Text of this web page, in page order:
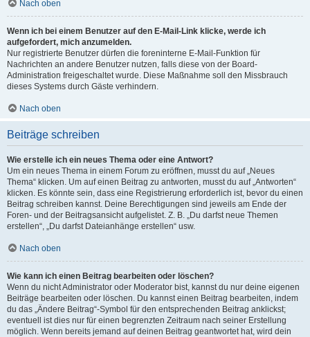
Nach oben
Wenn ich bei einem Benutzer auf den E-Mail-Link klicke, werde ich
aufgefordert, mich anzumelden.
Nur registrierte Benutzer dürfen die foreninterne E-Mail-Funktion für
Nachrichten an andere Benutzer nutzen, falls diese von der Board-
Administration freigeschaltet wurde. Diese Maßnahme soll den Missbrauch
dieses Systems durch Gäste verhindern.
Nach oben
Beiträge schreiben
Wie erstelle ich ein neues Thema oder eine Antwort?
Um ein neues Thema in einem Forum zu eröffnen, musst du auf „Neues
Thema“ klicken. Um auf einen Beitrag zu antworten, musst du auf „Antworten“
klicken. Es könnte sein, dass eine Registrierung erforderlich ist, bevor du einen
Beitrag schreiben kannst. Deine Berechtigungen sind jeweils am Ende der
Foren- und der Beitragsansicht aufgelistet. Z. B. „Du darfst neue Themen
erstellen“, „Du darfst Dateianhänge erstellen“ usw.
Nach oben
Wie kann ich einen Beitrag bearbeiten oder löschen?
Wenn du nicht Administrator oder Moderator bist, kannst du nur deine eigenen
Beiträge bearbeiten oder löschen. Du kannst einen Beitrag bearbeiten, indem
du das „Ändere Beitrag“-Symbol für den entsprechenden Beitrag anklickst;
eventuell ist dies nur für einen begrenzten Zeitraum nach seiner Erstellung
möglich. Wenn bereits jemand auf deinen Beitrag geantwortet hat, wird dein